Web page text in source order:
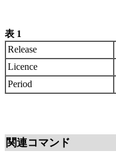
表 1
Release
Licence
Period
関連コマンド